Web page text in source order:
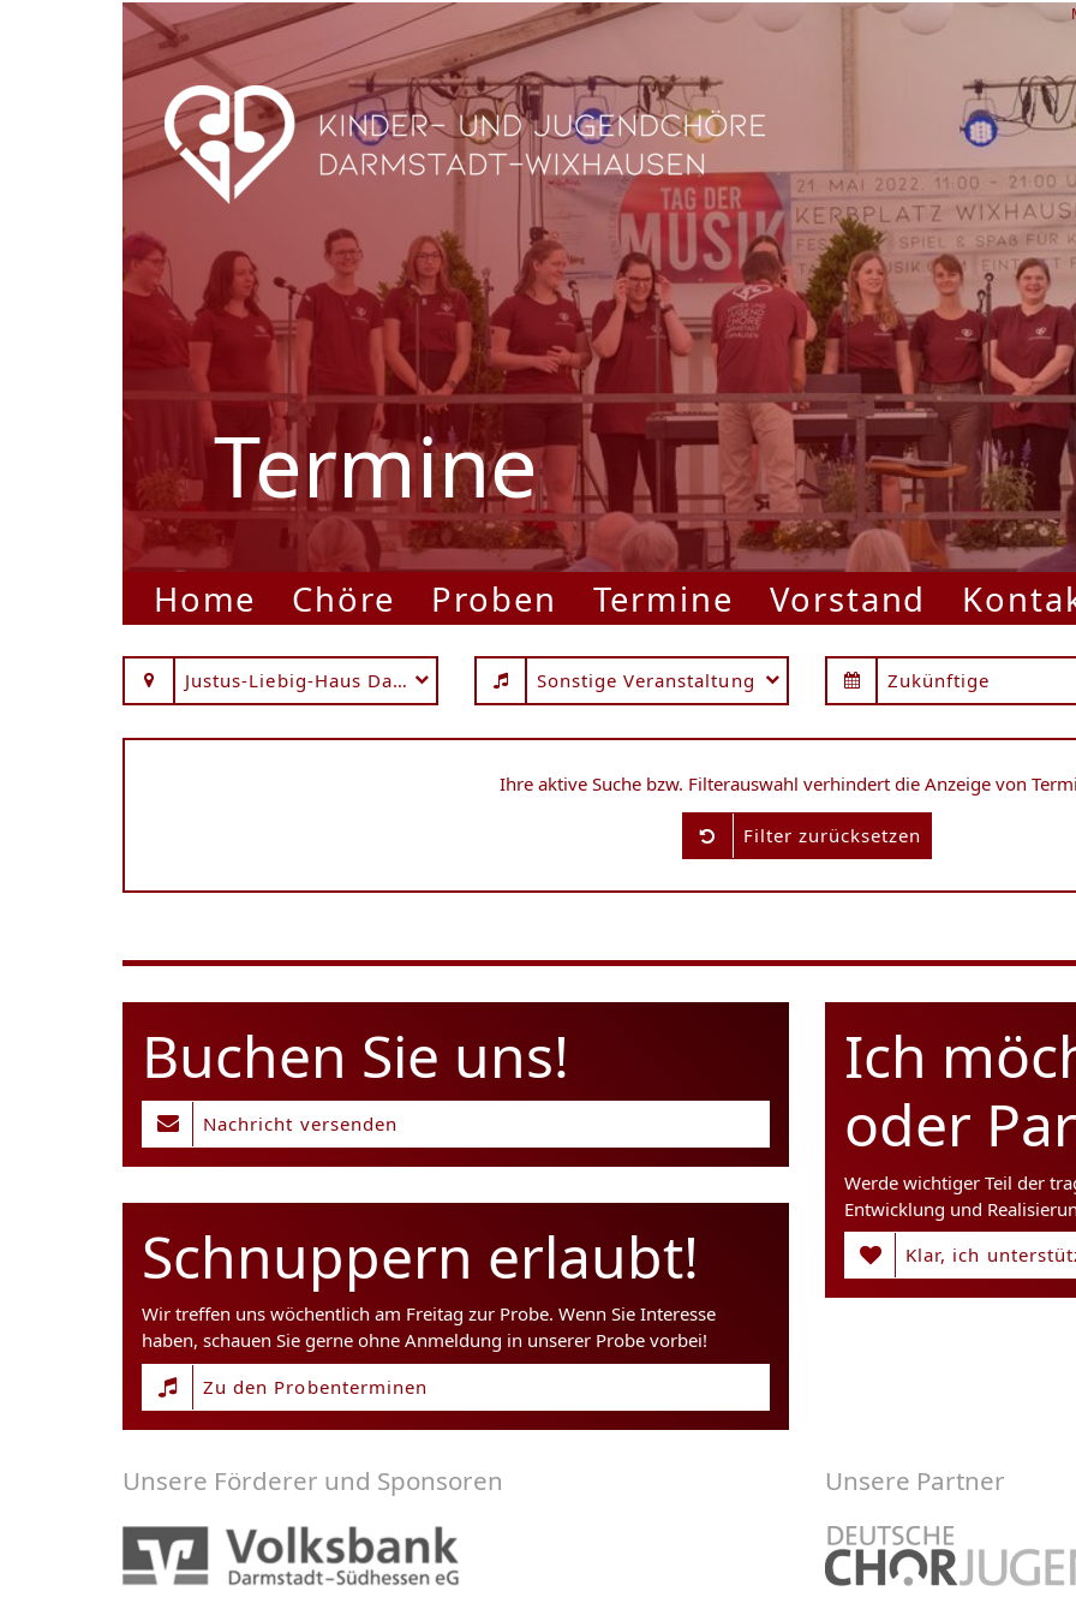
Termine
Home Chöre Proben Termine Vorstand
Justus-Liebig-Haus Darmstadt Sonstige Veranstaltung Zukünftige
Ihre aktive Suche bzw. Filterauswahl verhindert die Anzeige von
Filter zurücksetzen
Buchen Sie uns!
Nachricht versenden
Schnuppern erlaubt!
Wir treffen uns wöchentlich am Freitag zur Probe. Wenn Sie Interesse
haben, schauen Sie gerne ohne Anmeldung in unserer Probe vorbei!
Zu den Probenterminen
Ich
oder
Werde wichtiger Teil der
Entwicklung und
Klar, ich
Unsere Förderer und Sponsoren Unsere Partner